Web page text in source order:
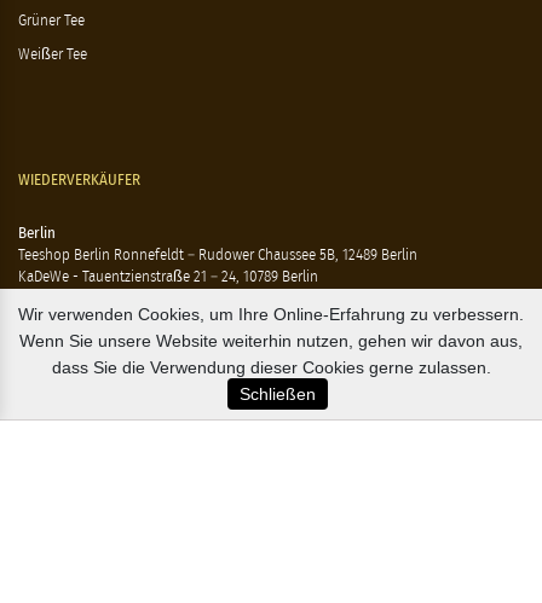
Grüner Tee
Weißer Tee
WIEDERVERKÄUFER
Berlin
Teeshop Berlin Ronnefeldt – Rudower Chaussee 5B, 12489 Berlin
KaDeWe - Tauentzienstraße 21 – 24, 10789 Berlin
Ting - Rykestraße 41, 10405 Berlin
Flensburg
Marzipan Im Hof – Rote Str. 18-20, 24937 Flensburg
Wir verwenden Cookies, um Ihre Online-Erfahrung zu verbessern.
Wenn Sie unsere Website weiterhin nutzen, gehen wir davon aus,
dass Sie die Verwendung dieser Cookies gerne zulassen.
Schließen